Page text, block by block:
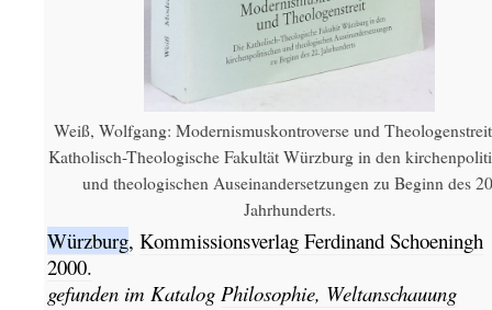
Weiß, Wolfgang: Modernismuskontroverse und
Katholisch-Theologische Fakultät Würzburg in den
und theologischen Auseinandersetzungen zu Beginn des
Jahrhunderts.
Würzburg, Kommissionsverlag Ferdinand Schoeningh
2000.
gefunden im Katalog Philosophie, Weltanschauung